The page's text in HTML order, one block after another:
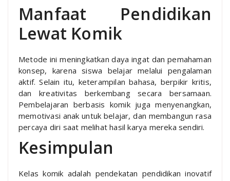
Manfaat Pendidikan
Lewat Komik
Metode ini meningkatkan daya ingat dan pemahaman
konsep, karena siswa belajar melalui pengalaman
aktif. Selain itu, keterampilan bahasa, berpikir kritis,
dan kreativitas berkembang secara bersamaan.
Pembelajaran berbasis komik juga menyenangkan,
memotivasi anak untuk belajar, dan membangun rasa
percaya diri saat melihat hasil karya mereka sendiri.
Kesimpulan
Kelas komik adalah pendekatan pendidikan inovatif